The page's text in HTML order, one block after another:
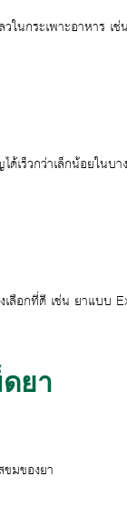
นกระเพาะอาหาร เ
เร็วกว่าเล็กน้อยในบ
เลือกที่ดี เช่น ยาแบ
ยา
มของยา